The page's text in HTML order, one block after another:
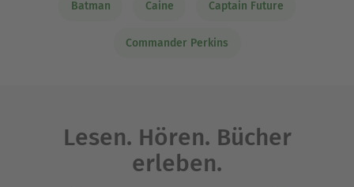
Batman Caine Captain Future
Commander Perkins
Lesen. Hören. Bücher
erleben.